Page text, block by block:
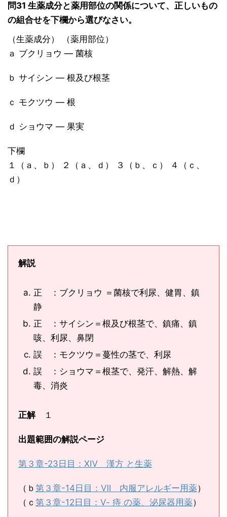
問31 生薬成分と薬用部位の関係について、正しいもの
の組合せを下欄から選びなさい。
（生薬成分） （薬用部位）
ａ ブクリョウ ― 菌核
ｂ サイシン ― 根及び根茎
ｃ モクツウ ― 根
ｄ ショウマ ― 果実
下欄
１（ａ、ｂ） ２（ａ、ｄ） ３（ｂ、ｃ） ４（ｃ、
ｄ）
解説
正 ：ブクリョウ ＝菌核で利尿、健胃、鎮
静
正 ：サイシン＝根及び根茎で、鎮痛、鎮
咳、利尿、鼻閉
誤 ：モクツウ＝蔓性の茎で、利尿
誤 ：ショウマ＝根茎で、発汗、解熱、解
毒、消炎
正解１
出題範囲の解説ページ
第３章-23日目：ⅩⅣ 漢方 と生薬
（ｂ 第３章-14日目：Ⅶ 内服アレルギー用薬）
（ｃ 第３章-12日目：Ⅴ- 痔 の薬、泌尿器用薬）